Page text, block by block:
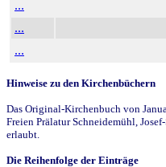
...
...
...
Hinweise zu den Kirchenbüchern
Das Original-Kirchenbuch von
Freien Prälatur Schneidemühl,
erlaubt.
Die Reihenfolge der Einträge